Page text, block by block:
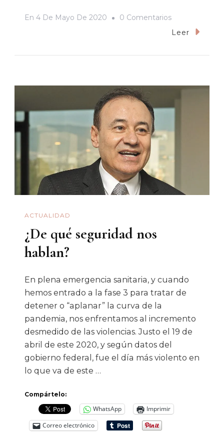
En 4 De Mayo De 2020 0 ComentariosEn
Delatar
Herramienta
Social
De
Leer
ACTUALIDAD
¿De qué seguridad nos
hablan?
En plena emergencia sanitaria, y cuando
hemos entrado a la fase 3 para tratar de
detener o “aplanar” la curva de la
pandemia, nos enfrentamos al incremento
desmedido de las violencias. Justo el 19 de
abril de este 2020, y según datos del
gobierno federal, fue el día más violento en
lo que va de este …
Compártelo:
WhatsApp
Imprimir
Correo electrónico